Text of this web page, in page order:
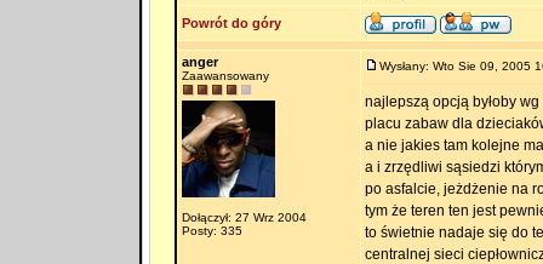
Powrót do góry
anger
Zaawansowany
Dołączył: 27 Wrz 2004
Posty: 335
Wysłany: Wto Sie 09, 2005
najlepszą opcją byłoby
placu zabaw dla
a nie jakies tam kolejne
a i zrzędliwi sąsiedzi
po asfalcie, jeżdżenie na
tym że teren ten jest
to świetnie nadaje się do
centralnej sieci